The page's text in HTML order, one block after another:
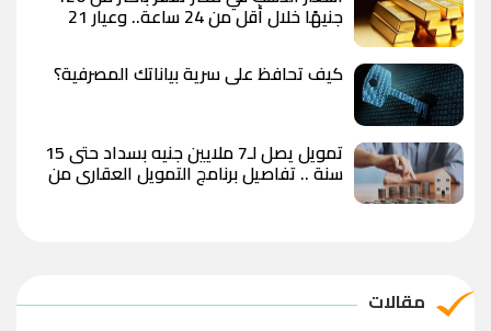
جنيهًا خلال أقل من 24 ساعة.. وعيار 21
يسجل 6100 جنيه وسط توقعات بوصول
الأوقية إلى 5000 دولار
كيف تحافظ على سرية بياناتك المصرفية؟
تمويل يصل لـ7 ملايين جنيه بسداد حتى 15
سنة .. تفاصيل برنامج التمويل العقاري من
مقالات